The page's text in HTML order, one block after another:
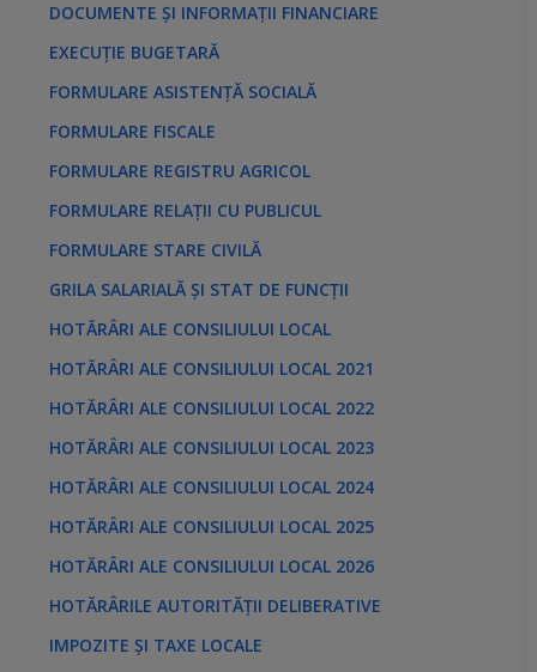
DOCUMENTE ȘI INFORMAȚII FINANCIARE
EXECUȚIE BUGETARĂ
FORMULARE ASISTENȚĂ SOCIALĂ
FORMULARE FISCALE
FORMULARE REGISTRU AGRICOL
FORMULARE RELAȚII CU PUBLICUL
FORMULARE STARE CIVILĂ
GRILA SALARIALĂ ȘI STAT DE FUNCȚII
HOTĂRÂRI ALE CONSILIULUI LOCAL
HOTĂRÂRI ALE CONSILIULUI LOCAL 2021
HOTĂRÂRI ALE CONSILIULUI LOCAL 2022
HOTĂRÂRI ALE CONSILIULUI LOCAL 2023
HOTĂRÂRI ALE CONSILIULUI LOCAL 2024
HOTĂRÂRI ALE CONSILIULUI LOCAL 2025
HOTĂRÂRI ALE CONSILIULUI LOCAL 2026
HOTĂRÂRILE AUTORITĂȚII DELIBERATIVE
IMPOZITE ȘI TAXE LOCALE